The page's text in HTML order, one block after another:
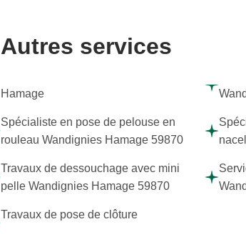
Autres services
Hamage
Spécialiste en pose de pelouse en
rouleau Wandignies Hamage 59870
Travaux de dessouchage avec mini
pelle Wandignies Hamage 59870
Travaux de pose de clôture